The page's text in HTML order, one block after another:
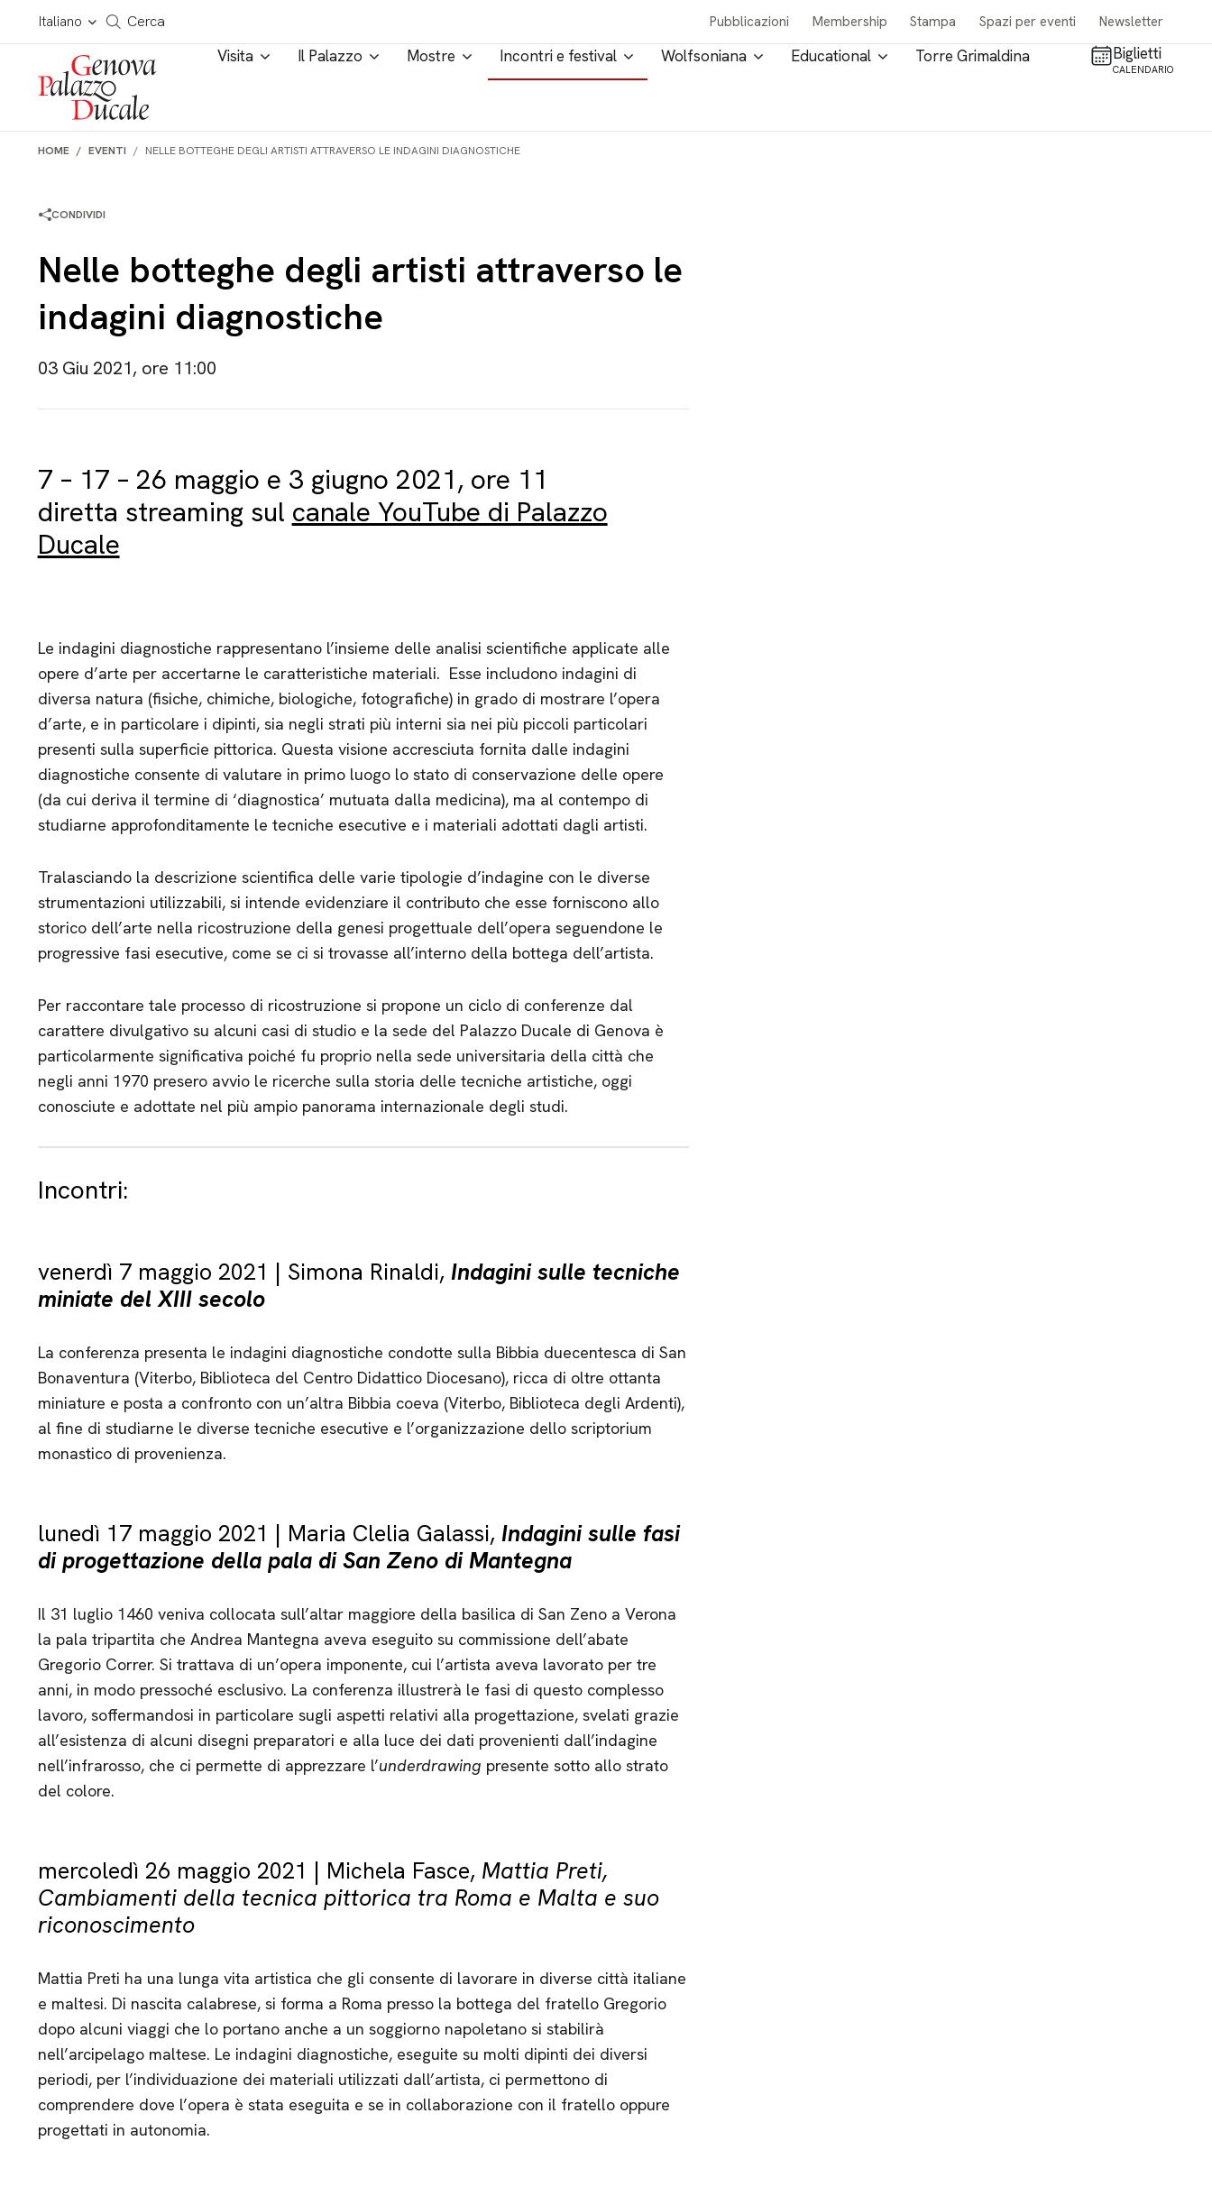
Salta al contenuto
Italiano
Cerca in tutto il sito
Cerca Pubblicazioni Membership Stampa Spazi per eventi Newsletter
Visita Il Palazzo Mostre Incontri e festival Wolfsoniana Educational Torre Grimaldina Biglietti
CALENDARIO
HOME EVENTI NELLE BOTTEGHE DEGLI ARTISTI ATTRAVERSO LE INDAGINI DIAGNOSTICHE
CONDIVIDI
Nelle botteghe degli artisti attraverso le
indagini diagnostiche
03 Giu 2021, ore 11:00
7 – 17 – 26 maggio e 3 giugno 2021, ore 11
diretta streaming sul canale YouTube di Palazzo
Ducale
Le indagini diagnostiche rappresentano l’insieme delle analisi scientifiche applicate alle
opere d’arte per accertarne le caratteristiche materiali. Esse includono indagini di
diversa natura (fisiche, chimiche, biologiche, fotografiche) in grado di mostrare l’opera
d’arte, e in particolare i dipinti, sia negli strati più interni sia nei più piccoli particolari
presenti sulla superficie pittorica. Questa visione accresciuta fornita dalle indagini
diagnostiche consente di valutare in primo luogo lo stato di conservazione delle opere
(da cui deriva il termine di ‘diagnostica’ mutuata dalla medicina), ma al contempo di
studiarne approfonditamente le tecniche esecutive e i materiali adottati dagli artisti.
Tralasciando la descrizione scientifica delle varie tipologie d’indagine con le diverse
strumentazioni utilizzabili, si intende evidenziare il contributo che esse forniscono allo
storico dell’arte nella ricostruzione della genesi progettuale dell’opera seguendone le
progressive fasi esecutive, come se ci si trovasse all’interno della bottega dell’artista.
Per raccontare tale processo di ricostruzione si propone un ciclo di conferenze dal
carattere divulgativo su alcuni casi di studio e la sede del Palazzo Ducale di Genova è
particolarmente significativa poiché fu proprio nella sede universitaria della città che
negli anni 1970 presero avvio le ricerche sulla storia delle tecniche artistiche, oggi
conosciute e adottate nel più ampio panorama internazionale degli studi.
Incontri:
venerdì 7 maggio 2021 | Simona Rinaldi, Indagini sulle tecniche
miniate del XIII secolo
La conferenza presenta le indagini diagnostiche condotte sulla Bibbia duecentesca di San
Bonaventura (Viterbo, Biblioteca del Centro Didattico Diocesano), ricca di oltre ottanta
miniature e posta a confronto con un’altra Bibbia coeva (Viterbo, Biblioteca degli Ardenti),
al fine di studiarne le diverse tecniche esecutive e l’organizzazione dello scriptorium
monastico di provenienza.
lunedì 17 maggio 2021 | Maria Clelia Galassi, Indagini sulle fasi
di progettazione della pala di San Zeno di Mantegna
Il 31 luglio 1460 veniva collocata sull’altar maggiore della basilica di San Zeno a Verona
la pala tripartita che Andrea Mantegna aveva eseguito su commissione dell’abate
Gregorio Correr. Si trattava di un’opera imponente, cui l’artista aveva lavorato per tre
anni, in modo pressoché esclusivo. La conferenza illustrerà le fasi di questo complesso
lavoro, soffermandosi in particolare sugli aspetti relativi alla progettazione, svelati grazie
all’esistenza di alcuni disegni preparatori e alla luce dei dati provenienti dall’indagine
nell’infrarosso, che ci permette di apprezzare l’underdrawing presente sotto allo strato
del colore.
mercoledì 26 maggio 2021 | Michela Fasce,Mattia Preti,
Cambiamenti della tecnica pittorica tra Roma e Malta e suo
riconoscimento
Mattia Preti ha una lunga vita artistica che gli consente di lavorare in diverse città italiane
e maltesi. Di nascita calabrese, si forma a Roma presso la bottega del fratello Gregorio
dopo alcuni viaggi che lo portano anche a un soggiorno napoletano si stabilirà
nell’arcipelago maltese. Le indagini diagnostiche, eseguite su molti dipinti dei diversi
periodi, per l’individuazione dei materiali utilizzati dall’artista, ci permettono di
comprendere dove l’opera è stata eseguita e se in collaborazione con il fratello oppure
progettati in autonomia.